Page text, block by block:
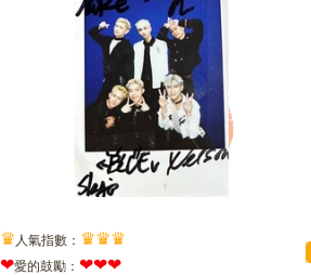
♛ 人氣指數： ♛♛♛
❤愛的鼓勵： ❤❤❤